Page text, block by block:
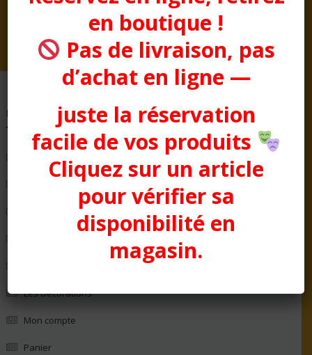
Pages
Condition générale de Vente
COTTON CLUB
Les Décorations
Mon compte
Panier
en boutique !
Pas de livraison, pas
d’achat en ligne —
juste la réservation
facile de vos produits
Cliquez sur un article
pour vérifier sa
disponibilité en
magasin.